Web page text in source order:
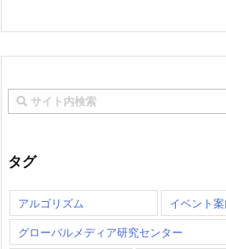
タグ
アルゴリズム イベント
グローバルメディア研究センター